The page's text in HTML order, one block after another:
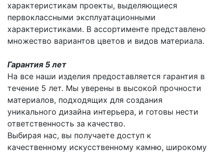
характеристикам проекты, выделяющиеся
первоклассными эксплуатационными
характеристиками. В ассортименте представлено
множество вариантов цветов и видов материала.
Гарантия 5 лет
На все наши изделия предоставляется гарантия в
течение 5 лет. Мы уверены в высокой прочности
материалов, подходящих для создания
уникального дизайна интерьера, и готовы нести
ответственность за качество.
Выбирая нас, вы получаете доступ к
качественному искусственному камню, широкому